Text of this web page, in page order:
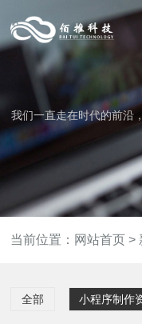
我们一直走在时代的前沿
当前位置： 网站首页 >
全部 小程序制作